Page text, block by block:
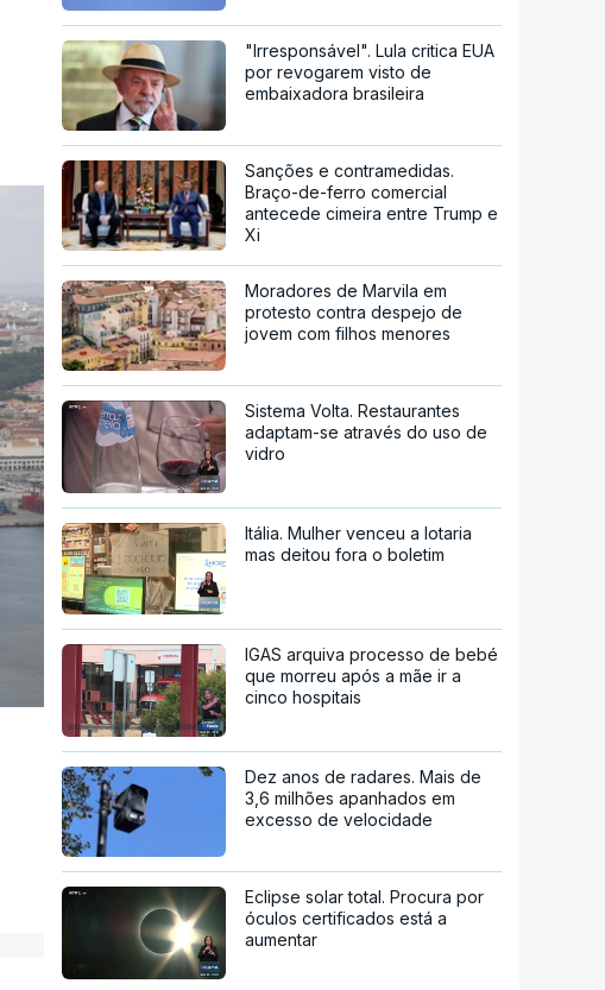
"Irresponsável". Lula critica EUA
por revogarem visto de
embaixadora brasileira
Sanções e contramedidas.
Braço-de-ferro comercial
antecede cimeira entre Trump e
Xi
Moradores de Marvila em
protesto contra despejo de
jovem com filhos menores
Sistema Volta. Restaurantes
adaptam-se através do uso de
vidro
Itália. Mulher venceu a lotaria
mas deitou fora o boletim
IGAS arquiva processo de bebé
que morreu após a mãe ir a
cinco hospitais
Dez anos de radares. Mais de
3,6 milhões apanhados em
excesso de velocidade
Eclipse solar total. Procura por
óculos certificados está a
aumentar